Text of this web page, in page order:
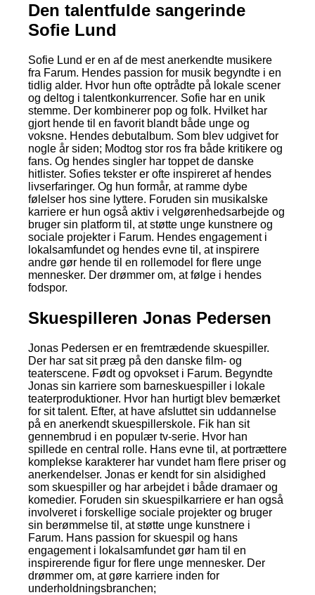
Den talentfulde sangerinde
Sofie Lund
Sofie Lund er en af de mest anerkendte musikere
fra Farum. Hendes passion for musik begyndte i en
tidlig alder. Hvor hun ofte optrådte på lokale scener
og deltog i talentkonkurrencer. Sofie har en unik
stemme. Der kombinerer pop og folk. Hvilket har
gjort hende til en favorit blandt både unge og
voksne. Hendes debutalbum. Som blev udgivet for
nogle år siden; Modtog stor ros fra både kritikere og
fans. Og hendes singler har toppet de danske
hitlister. Sofies tekster er ofte inspireret af hendes
livserfaringer. Og hun formår, at ramme dybe
følelser hos sine lyttere. Foruden sin musikalske
karriere er hun også aktiv i velgørenhedsarbejde og
bruger sin platform til, at støtte unge kunstnere og
sociale projekter i Farum. Hendes engagement i
lokalsamfundet og hendes evne til, at inspirere
andre gør hende til en rollemodel for flere unge
mennesker. Der drømmer om, at følge i hendes
fodspor.
Skuespilleren Jonas Pedersen
Jonas Pedersen er en fremtrædende skuespiller.
Der har sat sit præg på den danske film- og
teaterscene. Født og opvokset i Farum. Begyndte
Jonas sin karriere som barneskuespiller i lokale
teaterproduktioner. Hvor han hurtigt blev bemærket
for sit talent. Efter, at have afsluttet sin uddannelse
på en anerkendt skuespillerskole. Fik han sit
gennembrud i en populær tv-serie. Hvor han
spillede en central rolle. Hans evne til, at portrættere
komplekse karakterer har vundet ham flere priser og
anerkendelser. Jonas er kendt for sin alsidighed
som skuespiller og har arbejdet i både dramaer og
komedier. Foruden sin skuespilkarriere er han også
involveret i forskellige sociale projekter og bruger
sin berømmelse til, at støtte unge kunstnere i
Farum. Hans passion for skuespil og hans
engagement i lokalsamfundet gør ham til en
inspirerende figur for flere unge mennesker. Der
drømmer om, at gøre karriere inden for
underholdningsbranchen;